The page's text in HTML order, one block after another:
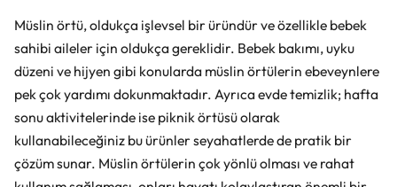
Müslin örtü, oldukça işlevsel bir üründür ve özellikle bebek
sahibi aileler için oldukça gereklidir. Bebek bakımı, uyku
düzeni ve hijyen gibi konularda müslin örtülerin ebeveynlere
pek çok yardımı dokunmaktadır. Ayrıca evde temizlik; hafta
sonu aktivitelerinde ise piknik örtüsü olarak
kullanabileceğiniz bu ürünler seyahatlerde de pratik bir
çözüm sunar. Müslin örtülerin çok yönlü olması ve rahat